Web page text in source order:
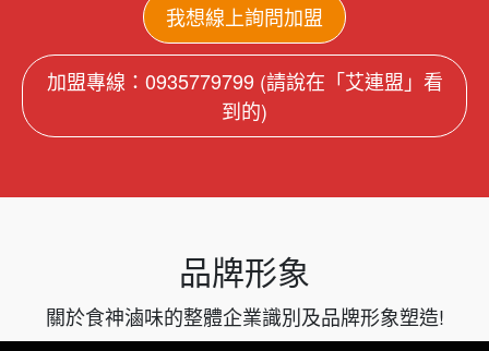
我想線上詢問加盟
加盟專線：0935779799 (請說在「艾連盟」看
到的)
品牌形象
關於食神滷味的整體企業識別及品牌形象塑造!